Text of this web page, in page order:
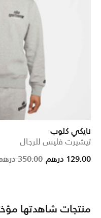
نايكي كلوب
تيشيرت فليس للرجال
Price
350.00 درهم to
129.00 درهم
منتجات شاهدتها